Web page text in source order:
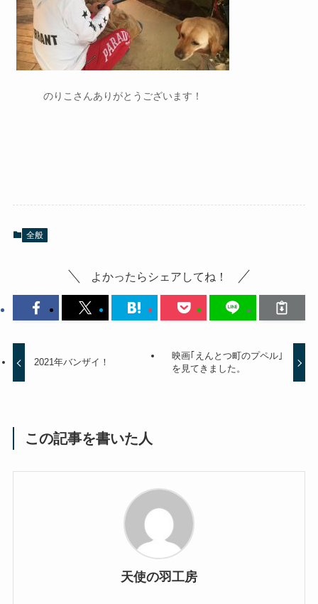
のりこさんありがとうございます！
全般
よかったらシェアしてね！
2021年バンザイ！
映画｢えんとつ町のプペル｣
を見てきました。
この記事を書いた人
天使の羽工房